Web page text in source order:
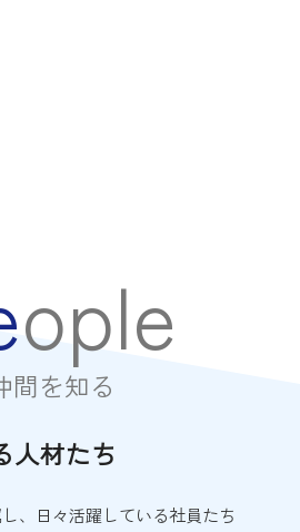
ople
間を知る
人材たち
、日々活躍している社員たち